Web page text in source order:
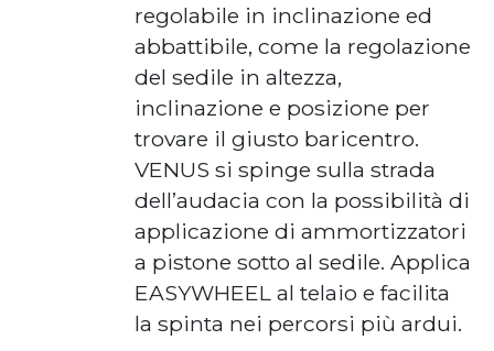
regolabile in inclinazione ed
abbattibile, come la regolazione
del sedile in altezza,
inclinazione e posizione per
trovare il giusto baricentro.
VENUS si spinge sulla strada
dell’audacia con la possibilità di
applicazione di ammortizzatori
a pistone sotto al sedile. Applica
EASYWHEEL al telaio e facilita
la spinta nei percorsi più ardui.